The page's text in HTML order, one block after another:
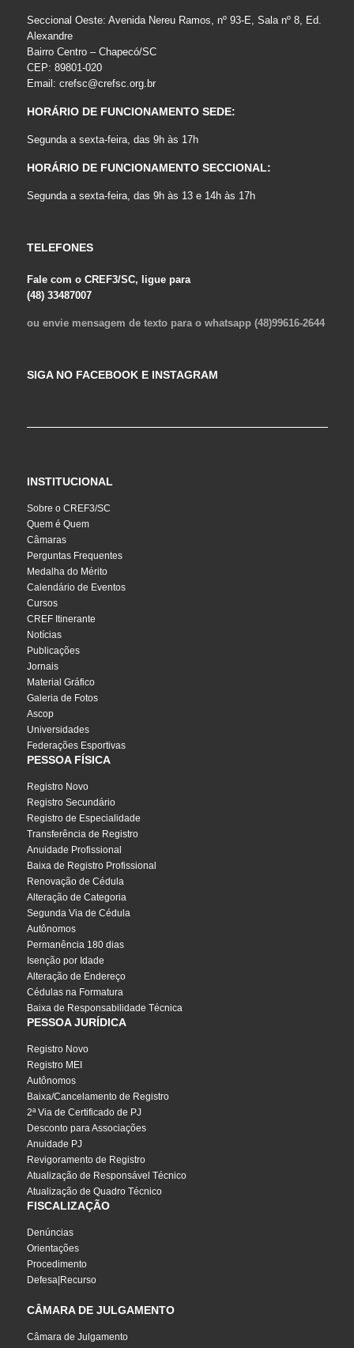
Seccional Oeste: Avenida Nereu Ramos, nº 93-E, Sala nº 8, Ed.
Alexandre
Bairro Centro – Chapecó/SC
CEP: 89801-020
Email: crefsc@crefsc.org.br
HORÁRIO DE FUNCIONAMENTO SEDE:
Segunda a sexta-feira, das 9h às 17h
HORÁRIO DE FUNCIONAMENTO SECCIONAL:
Segunda a sexta-feira, das 9h às 13 e 14h às 17h
TELEFONES
Fale com o CREF3/SC, ligue para
(48) 33487007
ou envie mensagem de texto para o whatsapp (48)99616-2644
SIGA NO FACEBOOK E INSTAGRAM
INSTITUCIONAL
Sobre o CREF3/SC
Quem é Quem
Câmaras
Perguntas Frequentes
Medalha do Mérito
Calendário de Eventos
Cursos
CREF Itinerante
Notícias
Publicações
Jornais
Material Gráfico
Galeria de Fotos
Ascop
Universidades
Federações Esportivas
PESSOA FÍSICA
Registro Novo
Registro Secundário
Registro de Especialidade
Transferência de Registro
Anuidade Profissional
Baixa de Registro Profissional
Renovação de Cédula
Alteração de Categoria
Segunda Via de Cédula
Autônomos
Permanência 180 dias
Isenção por Idade
Alteração de Endereço
Cédulas na Formatura
Baixa de Responsabilidade Técnica
PESSOA JURÍDICA
Registro Novo
Registro MEI
Autônomos
Baixa/Cancelamento de Registro
2ª Via de Certificado de PJ
Desconto para Associações
Anuidade PJ
Revigoramento de Registro
Atualização de Responsável Técnico
Atualização de Quadro Técnico
FISCALIZAÇÃO
Denúncias
Orientações
Procedimento
Defesa|Recurso
CÂMARA DE JULGAMENTO
Câmara de Julgamento